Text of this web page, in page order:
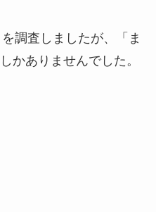
調査しましたが、「ま
かありませんでした。